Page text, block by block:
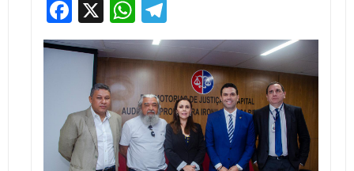
Facebook
X WhatsApp